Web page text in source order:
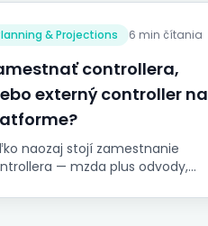
& Projections 6 min čítania
controllera,
externý controller na
naozaj stojí zamestnanie
— mzda plus odvody,
ktorý aj tak potrebujete —